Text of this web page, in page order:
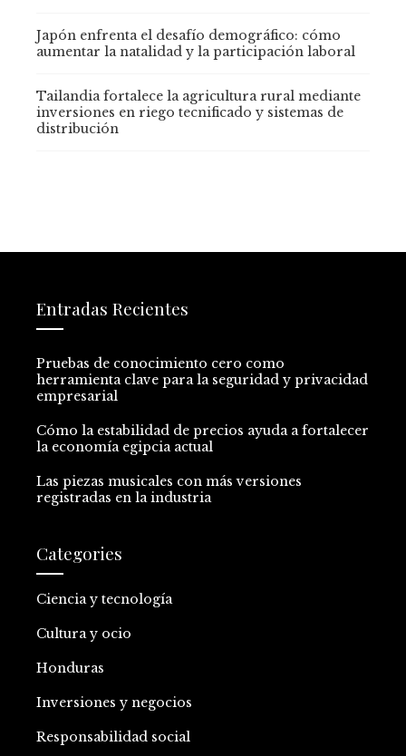
Japón enfrenta el desafío demográfico: cómo
aumentar la natalidad y la participación laboral
Tailandia fortalece la agricultura rural mediante
inversiones en riego tecnificado y sistemas de
distribución
Entradas Recientes
Pruebas de conocimiento cero como
herramienta clave para la seguridad y privacidad
empresarial
Cómo la estabilidad de precios ayuda a fortalecer
la economía egipcia actual
Las piezas musicales con más versiones
registradas en la industria
Categories
Ciencia y tecnología
Cultura y ocio
Honduras
Inversiones y negocios
Responsabilidad social